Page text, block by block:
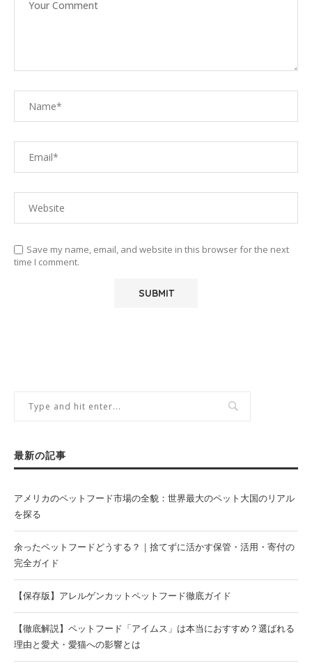
Save my name, email, and website in this browser for the next
time I comment.
最新の記事
アメリカのペットフード市場の全貌：世界最大のペット大国のリアル
を探る
余ったペットフードどうする？｜捨てずに活かす保管・活用・寄付の
完全ガイド
【保存版】アレルゲンカットペットフード徹底ガイド
【徹底解説】ペットフード「アイムス」は本当におすすめ？選ばれる
理由と愛犬・愛猫への影響とは